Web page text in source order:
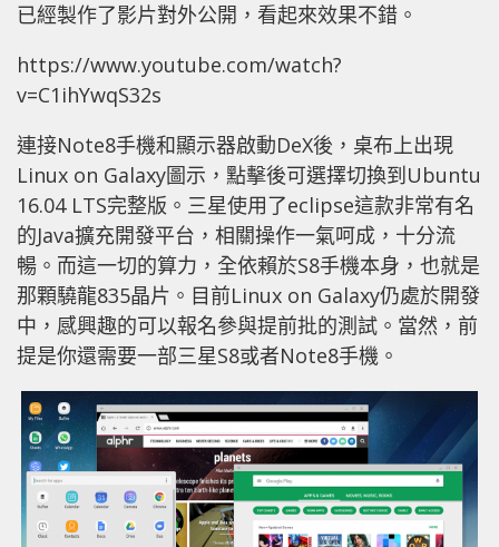
已經製作了影片對外公開，看起來效果不錯。
https://www.youtube.com/watch?
v=C1ihYwqS32s
連接Note8手機和顯示器啟動DeX後，桌布上出現
Linux on Galaxy圖示，點擊後可選擇切換到Ubuntu
16.04 LTS完整版。三星使用了eclipse這款非常有名
的Java擴充開發平台，相關操作一氣呵成，十分流
暢。而這一切的算力，全依賴於S8手機本身，也就是
那顆驍龍835晶片。目前Linux on Galaxy仍處於開發
中，感興趣的可以報名參與提前批的測試。當然，前
提是你還需要一部三星S8或者Note8手機。